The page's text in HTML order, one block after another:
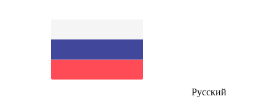
Русский